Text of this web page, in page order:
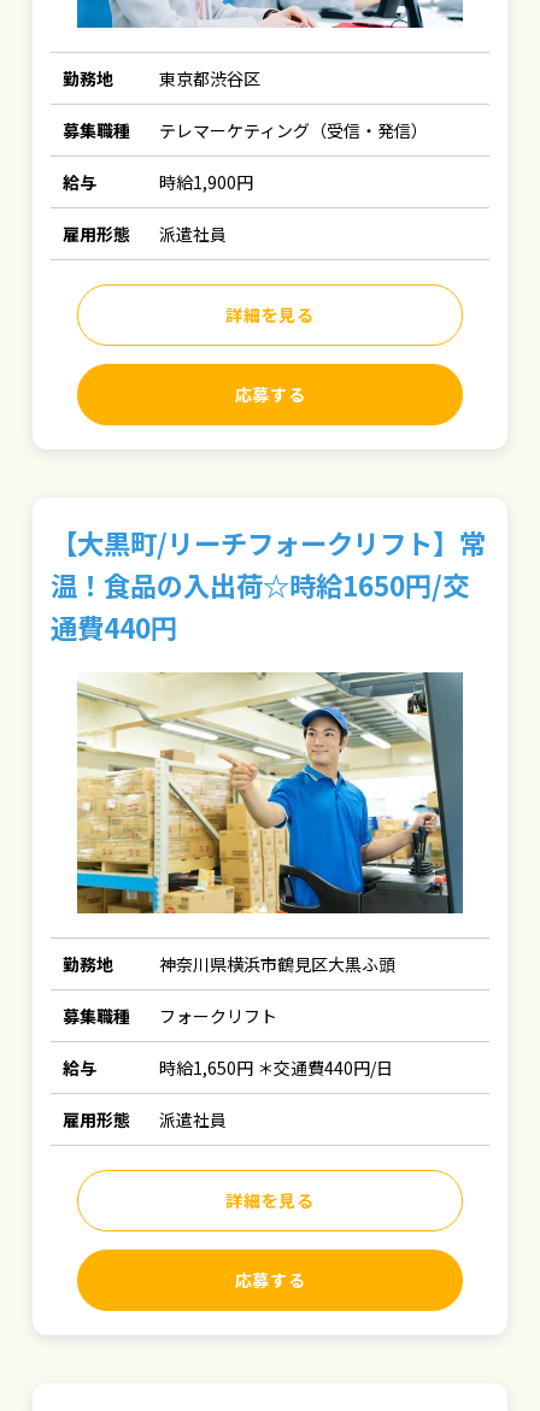
勤務地 東京都渋谷区
募集職種 テレマーケティング（受信・発信）
給与 時給1,900円
雇用形態 派遣社員
詳細を見る
応募する
【大黒町/リーチフォークリフト】常
温！食品の入出荷☆時給1650円/交
通費440円
勤務地 神奈川県横浜市鶴見区大黒ふ頭
募集職種 フォークリフト
給与 時給1,650円 ＊交通費440円/日
雇用形態 派遣社員
詳細を見る
応募する